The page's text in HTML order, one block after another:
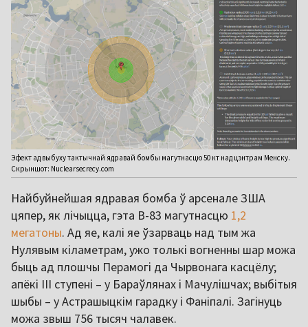
Эфект ад выбуху тактычнай ядравай бомбы магутнасцю 50 кт над цэнтрам Менску.
Скрыншот: Nuclearsecrecy.com
Найбуйнейшая ядравая бомба ў арсенале ЗША
цяпер, як лічыцца, гэта B-83 магутнасцю 1,2
мегатоны. Ад яе, калі яе ўзарваць над тым жа
Нулявым кіламетрам, ужо толькі вогненны шар можа
быць ад плошчы Перамогі да Чырвонага касцёлу;
апёкі ІІІ ступені – у Бараўлянах і Мачулішчах; выбітыя
шыбы – у Астрашыцкім гарадку і Фаніпалі. Загінуць
можа звыш 756 тысяч чалавек.